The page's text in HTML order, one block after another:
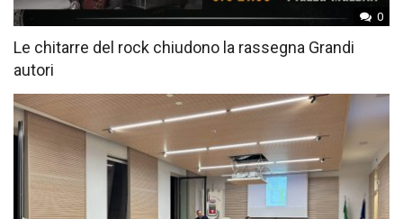
0
Le chitarre del rock chiudono la rassegna Grandi
autori